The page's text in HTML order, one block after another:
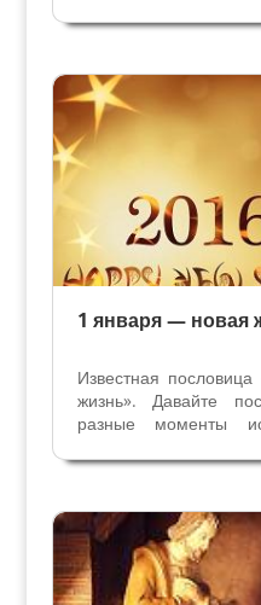
использовал маски и
радость...
Праздники и
1 января — новая
Известная
жизнь». Давайте
разные моменты
Закат в 16 часов
остановил битву...
Праздники и
Традиции